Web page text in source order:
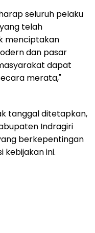
seluruh pelaku
telah
menciptakan
dan pasar
dapat
merata,"
tanggal ditetapkan,
Indragiri
berkepentingan
kebijakan ini.